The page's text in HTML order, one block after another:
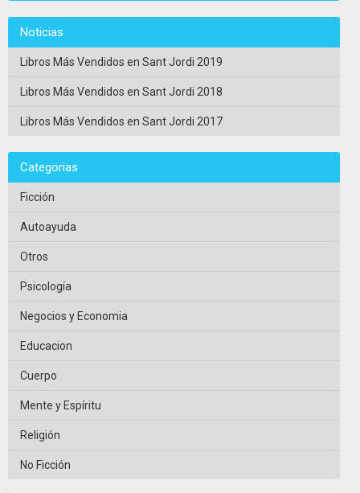
Noticias
Libros Más Vendidos en Sant Jordi 2019
Libros Más Vendidos en Sant Jordi 2018
Libros Más Vendidos en Sant Jordi 2017
Categorias
Ficción
Autoayuda
Otros
Psicología
Negocios y Economia
Educacion
Cuerpo
Mente y Espíritu
Religión
No Ficción